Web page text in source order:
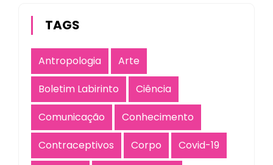
TAGS
Antropologia
Arte
Boletim Labirinto
Ciência
Comunicação
Conhecimento
Contraceptivos
Corpo
Covid-19